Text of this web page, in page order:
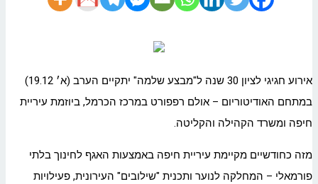
אירוע חגיגי לציון 30 שנה ל"מבצע שלמה" יתקיים הערב (א׳ 19.12)
במתחם האודיטוריום – אולם רפפורט במרכז הכרמל, ביוזמת עיריית
חיפה ומשרד הקהילה והקליטה.
מזה כחודשיים מקיימת עיריית חיפה באמצעות האגף לחינוך בלתי
פורמאלי – המחלקה לנוער ותכנית "שילובים" העירונית, פעילויות